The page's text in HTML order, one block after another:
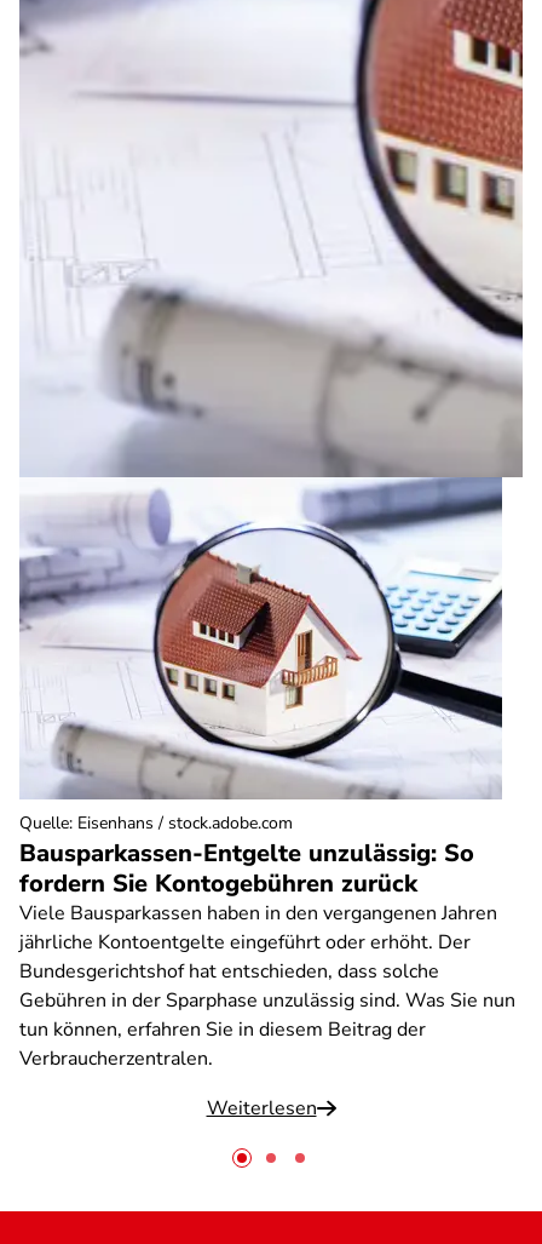
Bausparkassen-Entgelte unzulässig: So
fordern Sie Kontogebühren zurück
Viele Bausparkassen haben in den vergangenen Jahren
jährliche Kontoentgelte eingeführt oder erhöht. Der
Bundesgerichtshof hat entschieden, dass solche
Gebühren in der Sparphase unzulässig sind. Was Sie nun
tun können, erfahren Sie in diesem Beitrag der
Verbraucherzentralen.
Weiterlesen
Quelle: Eisenhans / stock.adobe.com